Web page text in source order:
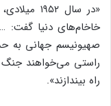
«در سال
خاخام‌های دنیا گفت:
صهیونیسم جهانی به
راستی می‌خواهند جنگ
راه بیندازند».